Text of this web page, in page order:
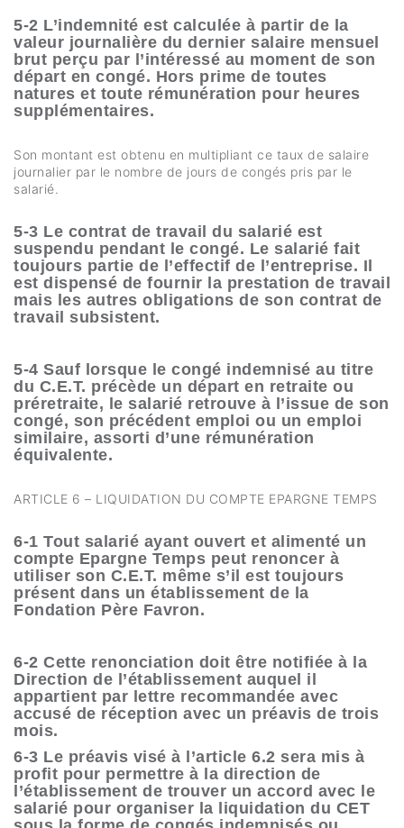
5-2 L’indemnité est calculée à partir de la
valeur journalière du dernier salaire mensuel
brut perçu par l’intéressé au moment de son
départ en congé. Hors prime de toutes
natures et toute rémunération pour heures
supplémentaires.
Son montant est obtenu en multipliant ce taux de salaire
journalier par le nombre de jours de congés pris par le
salarié.
5-3 Le contrat de travail du salarié est
suspendu pendant le congé. Le salarié fait
toujours partie de l’effectif de l’entreprise. Il
est dispensé de fournir la prestation de travail
mais les autres obligations de son contrat de
travail subsistent.
5-4 Sauf lorsque le congé indemnisé au titre
du C.E.T. précède un départ en retraite ou
préretraite, le salarié retrouve à l’issue de son
congé, son précédent emploi ou un emploi
similaire, assorti d’une rémunération
équivalente.
ARTICLE 6 – LIQUIDATION DU COMPTE EPARGNE TEMPS
6-1 Tout salarié ayant ouvert et alimenté un
compte Epargne Temps peut renoncer à
utiliser son C.E.T. même s’il est toujours
présent dans un établissement de la
Fondation Père Favron.
6-2 Cette renonciation doit être notifiée à la
Direction de l’établissement auquel il
appartient par lettre recommandée avec
accusé de réception avec un préavis de trois
mois.
6-3 Le préavis visé à l’article 6.2 sera mis à
profit pour permettre à la direction de
l’établissement de trouver un accord avec le
salarié pour organiser la liquidation du CET